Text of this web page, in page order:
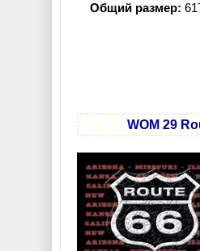
Общий размер:
WOM 29